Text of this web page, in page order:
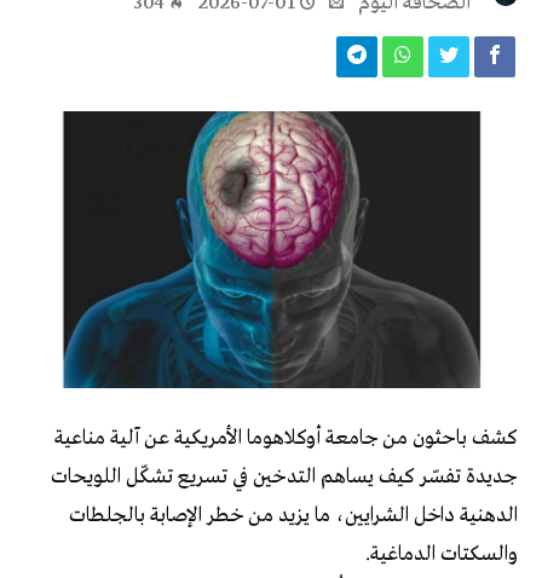
كشف باحثون من جامعة أوكلاهوما الأمريكية عن آلية مناعية
جديدة تفسّر كيف يساهم التدخين في تسريع تشكّل اللويحات
الدهنية داخل الشرايين، ما يزيد من خطر الإصابة بالجلطات
والسكتات الدماغية.